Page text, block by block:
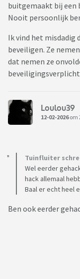
buitgemaakt bij een
Nooit persoonlijk
Ik vind het misdadig
beveiligen. Ze
dat nemen ze
Loulou39
12-02-2026om
Tuinfluiter
Wel eerder
hack allemaal
Baal er echt heel
Ben ook eerder